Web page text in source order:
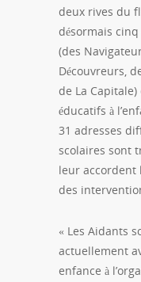
deux rives du
désormais
(des
Découvreurs,
de La
éducatifs à
31 adresses
scolaires sont
leur accordent
des
« Les Aidants
actuellement
enfance à